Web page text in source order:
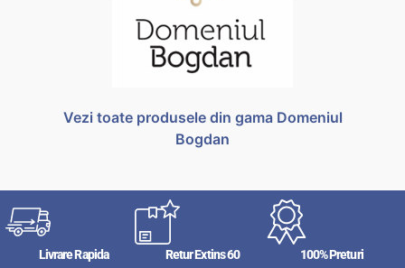
Vezi toate produsele din gama Domeniul
Bogdan
Livrare Rapida
Retur Extins 60
100% Preturi